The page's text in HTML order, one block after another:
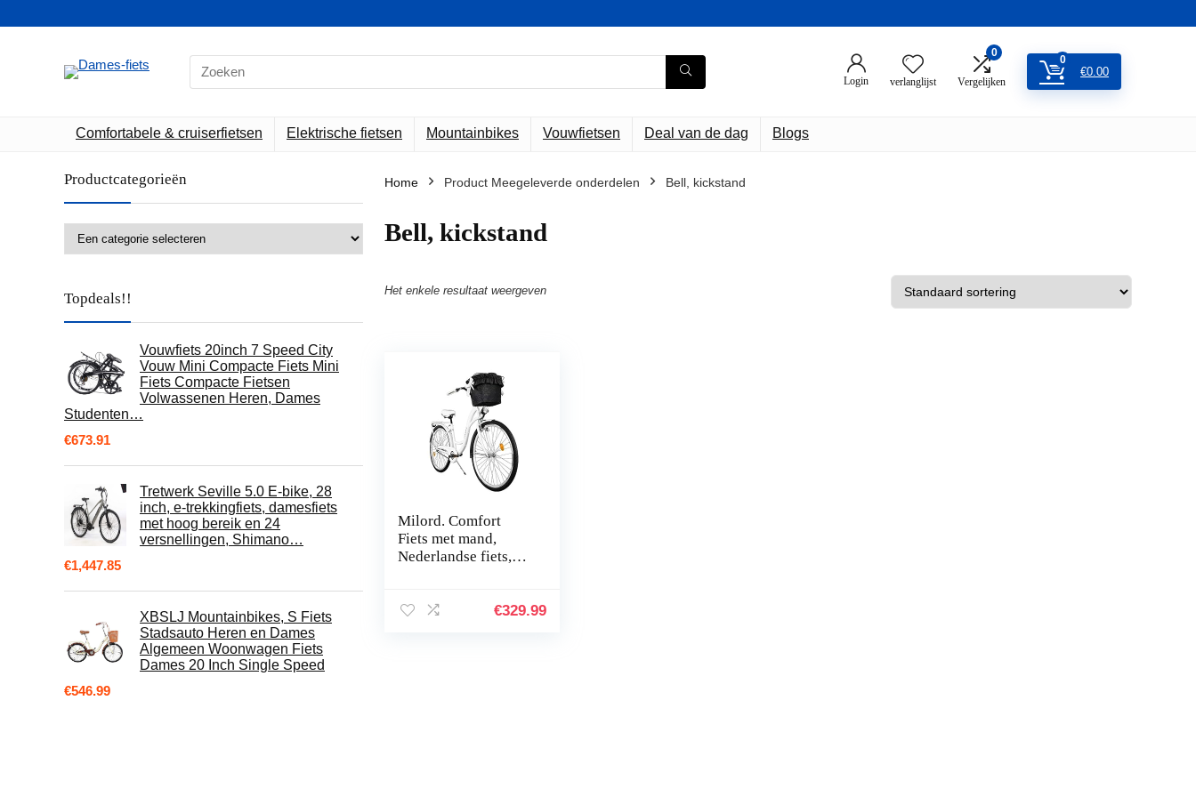
Search
for:
Login verlanglijst
0
Vergelijken
0
€0.00
Comfortabele & cruiserfietsen Elektrische fietsen Mountainbikes Vouwfietsen Deal van de dag Blogs
Productcategorieën
Topdeals!!
Vouwfiets 20inch 7 Speed City
Vouw Mini Compacte Fiets Mini
Fiets Compacte Fietsen
Volwassenen Heren, Dames
Studenten…
€673.91
Tretwerk Seville 5.0 E-bike, 28
inch, e-trekkingfiets, damesfiets
met hoog bereik en 24
versnellingen, Shimano…
€1,447.85
XBSLJ Mountainbikes, S Fiets
Stadsauto Heren en Dames
Algemeen Woonwagen Fiets
Dames 20 Inch Single Speed
€546.99
Home Product Meegeleverde onderdelen ‎Bell, kickstand
‎Bell, kickstand
Het enkele resultaat weergeven
Milord. Comfort
Fiets met mand,
Nederlandse fiets,
28 inch
€329.99